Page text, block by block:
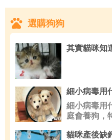
選購狗狗
其實貓咪知
細小病毒用
庭會養狗，
貓咪產後缺